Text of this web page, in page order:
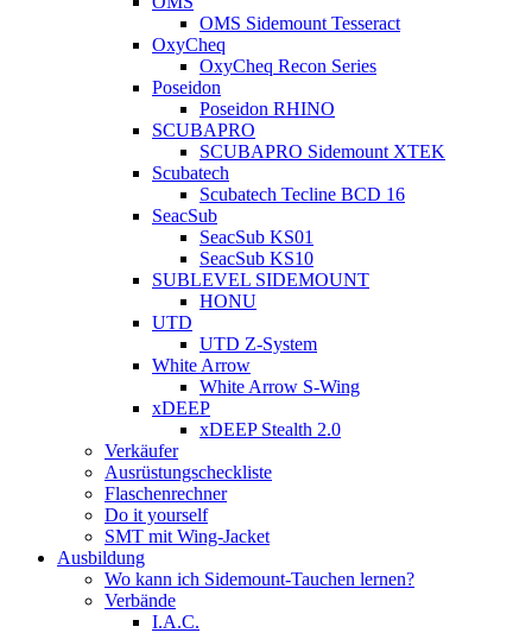
OMS Sidemount Tesseract
OxyCheq
OxyCheq Recon Series
Poseidon
Poseidon RHINO
SCUBAPRO
SCUBAPRO Sidemount XTEK
Scubatech
Scubatech Tecline BCD 16
SeacSub
SeacSub KS01
SeacSub KS10
SUBLEVEL SIDEMOUNT
HONU
UTD
UTD Z-System
White Arrow
White Arrow S-Wing
xDEEP
xDEEP Stealth 2.0
Verkäufer
Ausrüstungscheckliste
Flaschenrechner
Do it yourself
SMT mit Wing-Jacket
Ausbildung
Wo kann ich Sidemount-Tauchen lernen?
Verbände
I.A.C.